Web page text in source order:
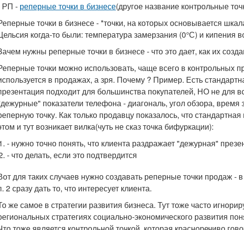
РП - реперные точки в бизнесе(другое название контрольные
точки в бизнесе - *точки, на которых основывается
когда-то были: температура замерзания (0°С) и кипения
нужны реперные точки в бизнесе - что это дает, как их
точки можно использовать, чаще всего в контрольных
в продажах, а зря. Почему ? Пример. Есть
подходит для большинства покупателей, НО не для
показатели телефона - диагональ, угол обзора, время
точку. Как только продавцу показалось, что
и тут возникает вилка(чуть не сказ точка бифуркации):
- нужно точно понять, что клиента раздражает "дежурная"
- что делать, если это подтвердится
для таких случаев нужно создавать реперные точки продаж -
2 сразу дать то, что интересует клиента.
же самое в стратегии развития бизнеса. Тут тоже часто
стратегиях социально-экономического развития